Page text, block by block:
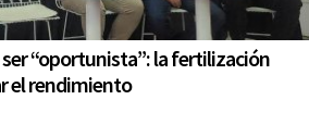
ser “oportunista”: la fertilización
el rendimiento